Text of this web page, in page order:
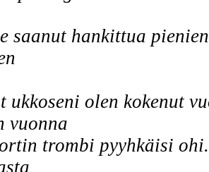
saanut hankittua
ukkoseni olen kokenut
vuonna
trombi pyyhkäisi